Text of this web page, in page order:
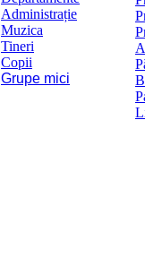
Administrație
Muzica
Tineri
Copii
Grupe mici